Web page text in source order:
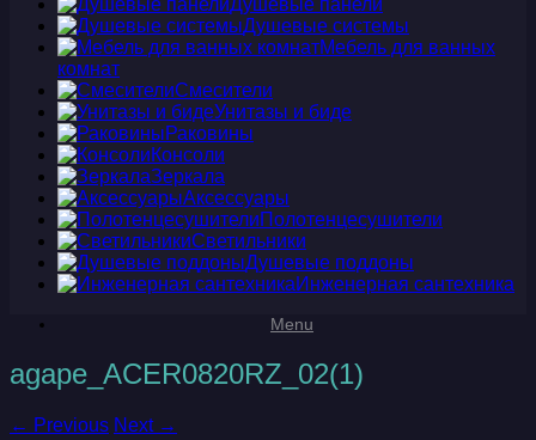
Душевые панели
Душевые системы
Мебель для ванных
комнат
Смесители
Унитазы и биде
Раковины
Консоли
Зеркала
Аксессуары
Полотенцесушители
Светильники
Душевые поддоны
Инженерная сантехника
Menu
agape_ACER0820RZ_02(1)
← Previous Next →